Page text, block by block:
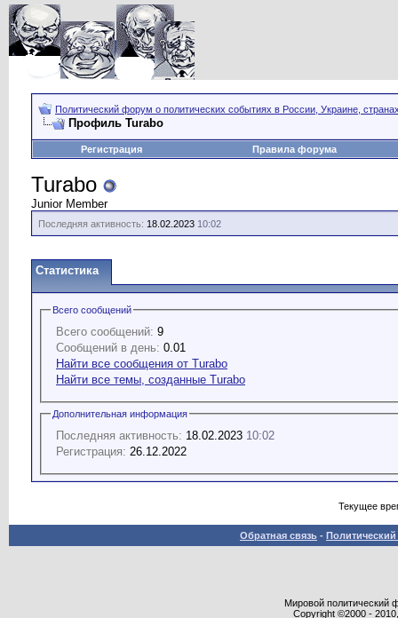
Политический форум о политических событиях в России, Украине,
Профиль Turabo
Регистрация Правила форума
Turabo
Junior Member
Последняя активность: 18.02.2023 10:02
Статистика
Всего сообщений
Всего сообщений: 9
Сообщений в день: 0.01
Найти все сообщения от Turabo
Найти все темы, созданные Turabo
Дополнительная информация
Последняя активность: 18.02.2023 10:02
Регистрация: 26.12.2022
Текущее
Обратная связь -
Мировой политический
Copyright ©2000 -